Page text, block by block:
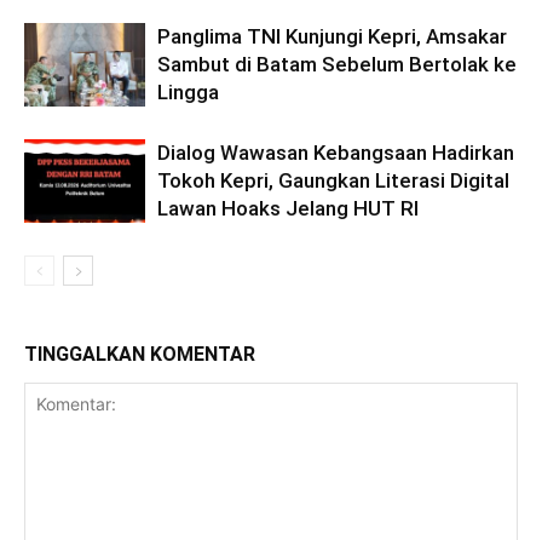
Panglima TNI Kunjungi Kepri, Amsakar
Sambut di Batam Sebelum Bertolak ke
Lingga
Dialog Wawasan Kebangsaan Hadirkan
Tokoh Kepri, Gaungkan Literasi Digital
Lawan Hoaks Jelang HUT RI
TINGGALKAN KOMENTAR